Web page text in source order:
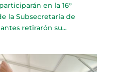
en la 16°
la Subsecretaría de
retirarón su...